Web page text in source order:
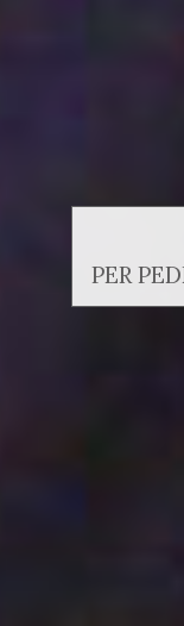
PER